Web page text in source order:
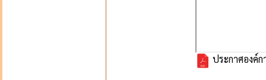
ประกาศองค์